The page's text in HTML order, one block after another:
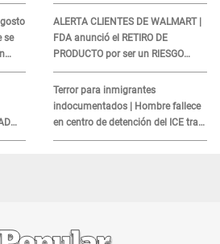
se
ALERTA CLIENTES DE WALMART |
FDA anunció el RETIRO DE
PRODUCTO por ser un RIESGO
MORTAL para consumidores: ¿Cuál
es?
Terror para inmigrantes
indocumentados | Hombre fallece
en centro de detención del ICE tras
sufrir una "emergencia médica"